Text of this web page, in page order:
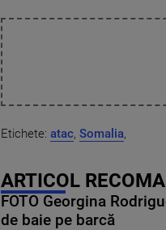
Etichete: atac, Somalia,
ARTICOL
FOTO Georgina
de baie pe barcă